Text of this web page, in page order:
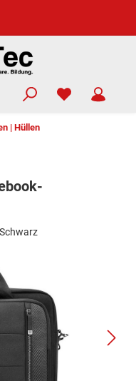
| Hüllen